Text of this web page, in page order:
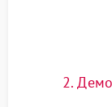
2.